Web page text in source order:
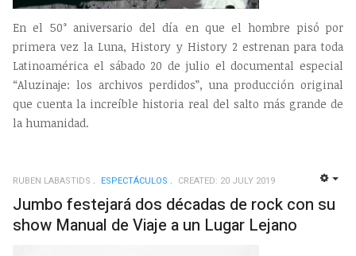
En el 50° aniversario del día en que el hombre pisó por
primera vez la Luna, History y History 2 estrenan para toda
Latinoamérica el sábado 20 de julio el documental especial
“Aluzinaje: los archivos perdidos”, una producción original
que cuenta la increíble historia real del salto más grande de
la humanidad.
RUBEN LABASTIDS ESPECTÁCULOS CREATED: 20 JULY 2019
Jumbo festejará dos décadas de rock con su
show Manual de Viaje a un Lugar Lejano